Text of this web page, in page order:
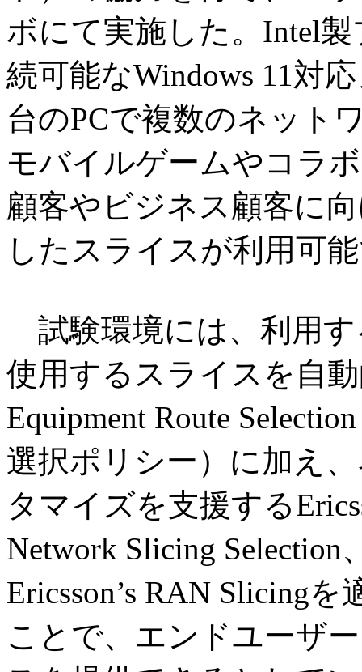
ボにて実施した。Intel
続可能なWindows 11対
台のPCで複数のネット
モバイルゲームやコラ
顧客やビジネス顧客に
したスライスが利用可
試験環境には、利用
使用するスライスを自
Equipment Route
選択ポリシー）に加え
タマイズを支援する
Network Slicing
Ericsson’s RAN Slicing
ことで、エンドユーザ